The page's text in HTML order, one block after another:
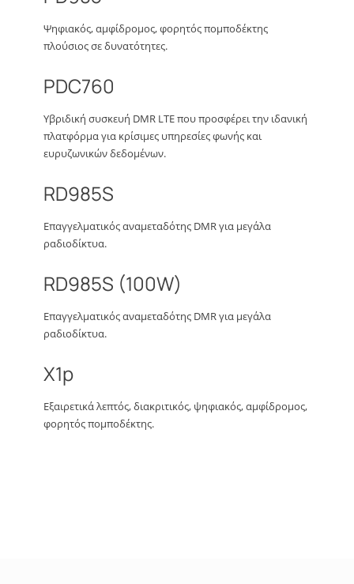
Ψηφιακός, αμφίδρομος, φορητός πομποδέκτης
πλούσιος σε δυνατότητες.
PDC760
Υβριδική συσκευή DMR LTE που προσφέρει την ιδανική
πλατφόρμα για κρίσιμες υπηρεσίες φωνής και
ευρυζωνικών δεδομένων.
RD985S
Επαγγελματικός αναμεταδότης DMR για μεγάλα
ραδιοδίκτυα.
RD985S (100W)
Επαγγελματικός αναμεταδότης DMR για μεγάλα
ραδιοδίκτυα.
X1p
Εξαιρετικά λεπτός, διακριτικός, ψηφιακός, αμφίδρομος,
φορητός πομποδέκτης.